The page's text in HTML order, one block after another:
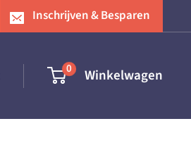
Inschrijven & Besparen
0 Winkelwagen